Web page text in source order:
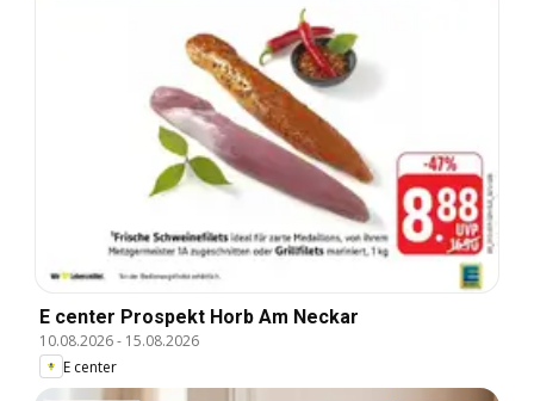
E center Prospekt Horb Am Neckar
10.08.2026- 15.08.2026
E center